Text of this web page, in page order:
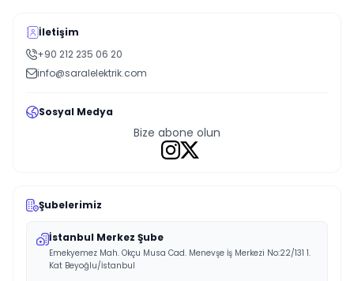
İletişim
+90 212 235 06 20
info@saralelektrik.com
Sosyal Medya
Bize abone olun
Şubelerimiz
İstanbul Merkez Şube
Emekyemez Mah. Okçu Musa Cad. Menevşe İş Merkezi No:22/131 1.
Kat Beyoğlu/İstanbul